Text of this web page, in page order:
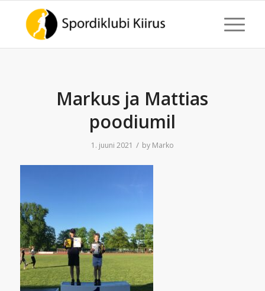
Markus ja Mattias
poodiumil
1. juuni 2021 / by Marko